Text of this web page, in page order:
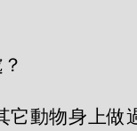
它動物身上做